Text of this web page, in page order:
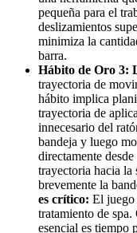
pequeña para el
deslizamientos
minimiza la
barra.
Hábito de Oro 3:
trayectoria de
hábito implica
trayectoria de
innecesario del
bandeja y luego
directamente
trayectoria hacia la
brevemente la
es crítico: El juego
tratamiento de
esencial es tiempo